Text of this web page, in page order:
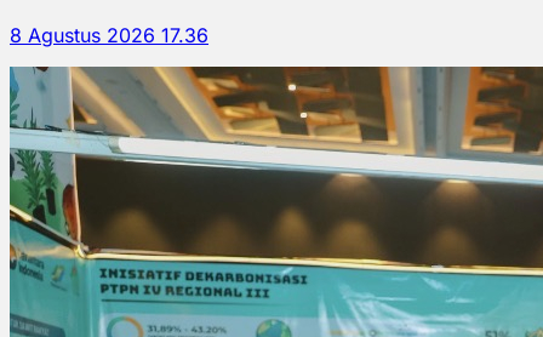
8 Agustus 2026 17.36